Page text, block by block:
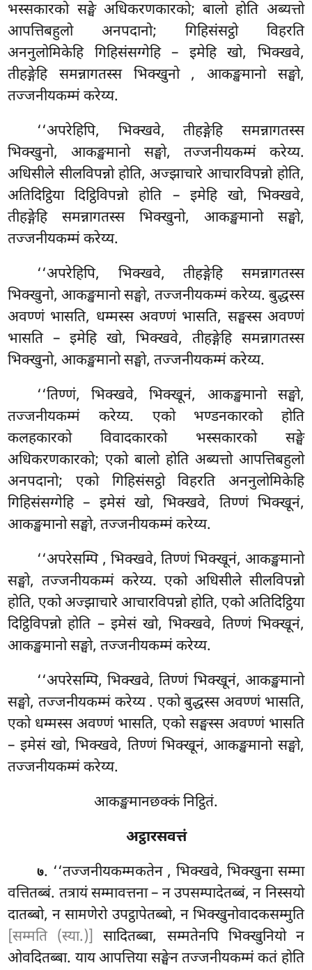
भस्सकारको सङ्घे अधिकरणकारको; बालो होति अब्यत्तो
आपत्तिबहुलो अनपदानो; गिहिसंसट्ठो विहरति
अननुलोमिकेहि गिहिसंसग्गेहि – इमेहि खो, भिक्खवे,
तीहङ्गेहि समन्नागतस्स भिक्खुनो , आकङ्खमानो सङ्घो,
तज्जनीयकम्मं करेय्य.
‘‘अपरेहिपि, भिक्खवे, तीहङ्गेहि समन्नागतस्स
भिक्खुनो, आकङ्खमानो सङ्घो, तज्जनीयकम्मं करेय्य.
अधिसीले सीलविपन्नो होति, अज्झाचारे आचारविपन्नो होति,
अतिदिट्ठिया दिट्ठिविपन्नो होति – इमेहि खो, भिक्खवे,
तीहङ्गेहि समन्नागतस्स भिक्खुनो, आकङ्खमानो सङ्घो,
तज्जनीयकम्मं करेय्य.
‘‘अपरेहिपि, भिक्खवे, तीहङ्गेहि समन्नागतस्स
भिक्खुनो, आकङ्खमानो सङ्घो, तज्जनीयकम्मं करेय्य. बुद्धस्स
अवण्णं भासति, धम्मस्स अवण्णं भासति, सङ्घस्स अवण्णं
भासति – इमेहि खो, भिक्खवे, तीहङ्गेहि समन्नागतस्स
भिक्खुनो, आकङ्खमानो सङ्घो, तज्जनीयकम्मं करेय्य.
‘‘तिण्णं, भिक्खवे, भिक्खूनं, आकङ्खमानो सङ्घो,
तज्जनीयकम्मं करेय्य. एको भण्डनकारको होति
कलहकारको विवादकारको भस्सकारको सङ्घे
अधिकरणकारको; एको बालो होति अब्यत्तो आपत्तिबहुलो
अनपदानो; एको गिहिसंसट्ठो विहरति अननुलोमिकेहि
गिहिसंसग्गेहि – इमेसं खो, भिक्खवे, तिण्णं भिक्खूनं,
आकङ्खमानो सङ्घो, तज्जनीयकम्मं करेय्य.
‘‘अपरेसम्पि , भिक्खवे, तिण्णं भिक्खूनं, आकङ्खमानो
सङ्घो, तज्जनीयकम्मं करेय्य. एको अधिसीले सीलविपन्नो
होति, एको अज्झाचारे आचारविपन्नो होति, एको अतिदिट्ठिया
दिट्ठिविपन्नो होति – इमेसं खो, भिक्खवे, तिण्णं भिक्खूनं,
आकङ्खमानो सङ्घो, तज्जनीयकम्मंकरेय्य.
‘‘अपरेसम्पि, भिक्खवे, तिण्णं भिक्खूनं, आकङ्खमानो
सङ्घो, तज्जनीयकम्मं करेय्य. एको बुद्धस्स अवण्णं भासति,
एको धम्मस्स अवण्णं भासति, एको सङ्घस्स अवण्णं भासति
– इमेसं खो, भिक्खवे, तिण्णं भिक्खूनं, आकङ्खमानो सङ्घो,
तज्जनीयकम्मं करेय्य.
आकङ्खमानछक्कं निट्ठितं.
अट्ठारसवत्तं
७. ‘‘तज्जनीयकम्मकतेन , भिक्खवे, भिक्खुना सम्मा
वत्तितब्बं. तत्रायं सम्मावत्तना – न उपसम्पादेतब्बं, न निस्सयो
दातब्बो, न सामणेरो उपट्ठापेतब्बो, न भिक्खुनोवादकसम्मुति
[सम्मति (स्या.)]
सादितब्बा, सम्मतेनपि भिक्खुनियो न
ओवदितब्बा. याय आपत्तिया सङ्घेन तज्जनीयकम्मं कतं होति